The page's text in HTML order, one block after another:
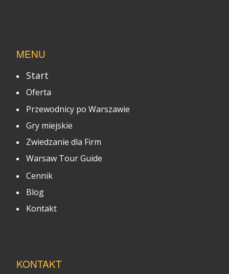
MENU
Start
Oferta
Przewodnicy po Warszawie
Gry miejskie
Zwiedzanie dla Firm
Warsaw Tour Guide
Cennik
Blog
Kontakt
KONTAKT